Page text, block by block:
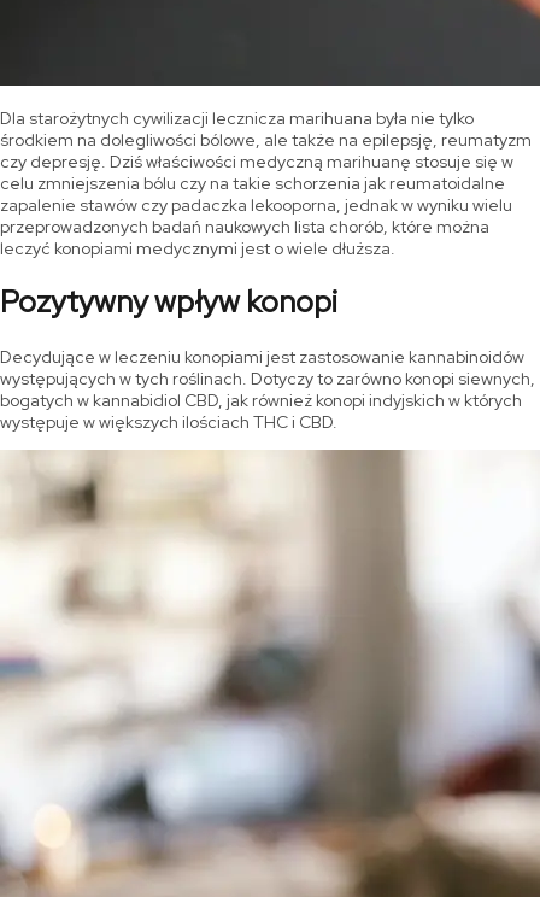
Dla starożytnych cywilizacji lecznicza marihuana była nie tylko
środkiem na dolegliwości bólowe, ale także na epilepsję, reumatyzm
czy depresję. Dziś właściwości medyczną marihuanę stosuje się w
celu zmniejszenia bólu czy na takie schorzenia jak reumatoidalne
zapalenie stawów czy padaczka lekooporna, jednak w wyniku wielu
przeprowadzonych badań naukowych lista chorób, które można
leczyć konopiami medycznymi jest o wiele dłuższa.
Pozytywny wpływ konopi
Decydujące w leczeniu konopiami jest zastosowanie kannabinoidów
występujących w tych roślinach. Dotyczy to zarówno konopi siewnych,
bogatych w kannabidiol CBD, jak również konopi indyjskich w których
występuje w większych ilościach THC i CBD.